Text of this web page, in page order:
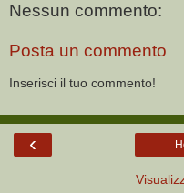
Nessun commento:
Posta un commento
Inserisci il tuo commento!
‹